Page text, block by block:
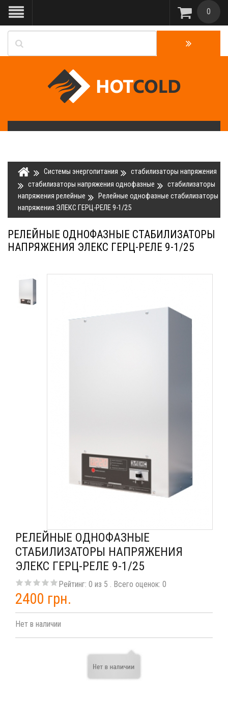
0
Системы энергопитания
стабилизаторы напряжения
стабилизаторы напряжения однофазные
стабилизаторы
напряжения релейные
Релейные однофазные стабилизаторы
напряжения ЭЛЕКС ГЕРЦ-РЕЛЕ 9-1/25
РЕЛЕЙНЫЕ ОДНОФАЗНЫЕ СТАБИЛИЗАТОРЫ
НАПРЯЖЕНИЯ ЭЛЕКС ГЕРЦ-РЕЛЕ 9-1/25
РЕЛЕЙНЫЕ ОДНОФАЗНЫЕ
СТАБИЛИЗАТОРЫ НАПРЯЖЕНИЯ
ЭЛЕКС ГЕРЦ-РЕЛЕ 9-1/25
Рейтинг: 0 из 5 . Всего оценок: 0
2400 грн.
Нет в наличии